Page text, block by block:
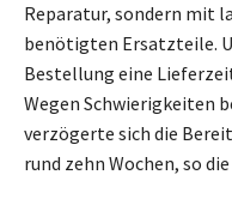
Reparatur, sondern mit
benötigten Ersatzteile.
Bestellung eine
Wegen Schwierigkeiten
verzögerte sich die
rund zehn Wochen, so